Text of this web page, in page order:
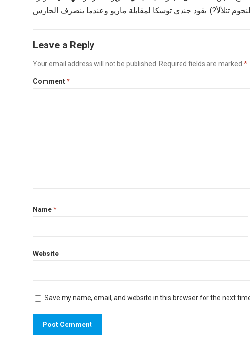
Leave a Reply
Your email address will not be published. Required fields are marked*
Comment*
Name*
Website
Save my name, email, and website in this browser for the next